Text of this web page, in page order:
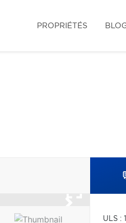
PROPRIÉTÉS
ULS :